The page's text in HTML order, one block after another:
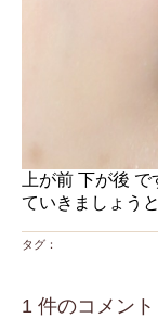
上が前 下が後
ていきましょう
タグ：
1 件のコメント